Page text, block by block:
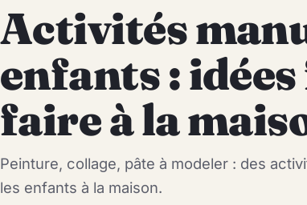
Activités
enfants :
faire à la
Peinture, collage, pâte à modeler : des
les enfants à la maison.